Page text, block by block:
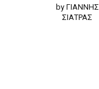
by ΓΙΑΝΝΗΣ
ΣΙΑΤΡΑΣ